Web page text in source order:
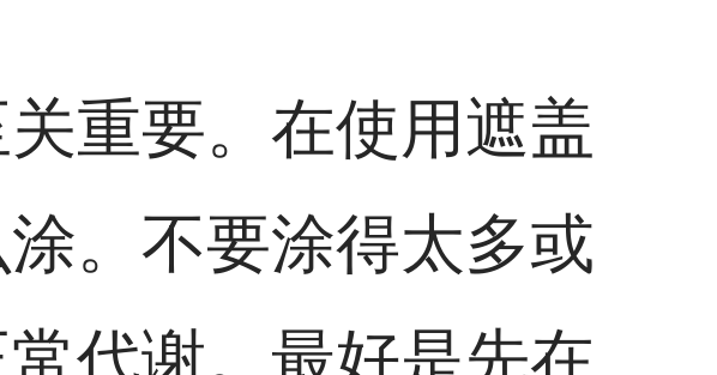
重要。在使用遮盖
。不要涂得太多或
代谢。最好是先在